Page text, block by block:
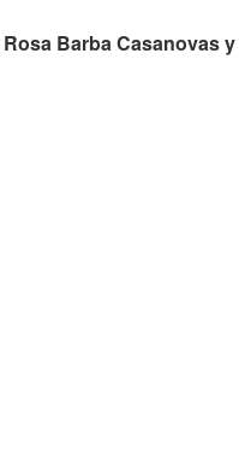
Rosa Barba Casanovas